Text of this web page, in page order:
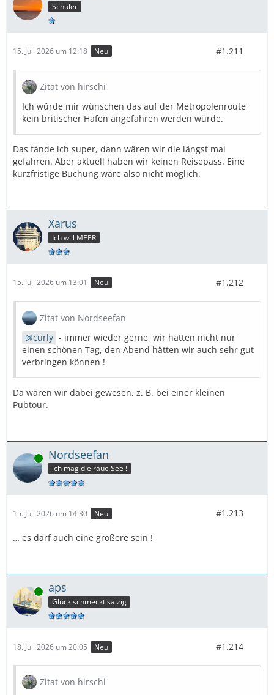
Schüler
15. Juli 2026 um 12:18 Neu #1.211
Zitat von hirschi
Ich würde mir wünschen das auf der Metropolenroute
kein britischer Hafen angefahren werden würde.
Das fände ich super, dann wären wir die längst mal
gefahren. Aber aktuell haben wir keinen Reisepass. Eine
kurzfristige Buchung wäre also nicht möglich.
Xarus
Ich will MEER
15. Juli 2026 um 13:01 Neu #1.212
Zitat von Nordseefan
curly - immer wieder gerne, wir hatten nicht nur
einen schönen Tag, den Abend hätten wir auch sehr gut
verbringen können !
Da wären wir dabei gewesen, z. B. bei einer kleinen
Pubtour.
Online Nordseefan
ich mag die raue See !
15. Juli 2026 um 14:30 Neu #1.213
… es darf auch eine größere sein !
Online aps
Glück schmeckt salzig
18. Juli 2026 um 20:05 Neu #1.214
Zitat von hirschi